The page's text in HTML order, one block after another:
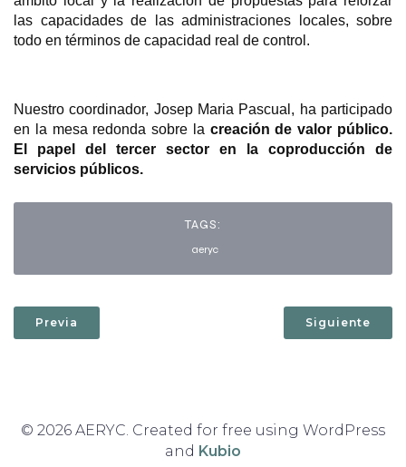
las capacidades de las administraciones locales, sobre
todo en términos de capacidad real de control.
Nuestro coordinador, Josep Maria Pascual, ha participado
en la mesa redonda sobre la creación de valor público.
El papel del tercer sector en la coproducción de
servicios públicos.
TAGS:
aeryc
Previa Siguiente
© 2026 AERYC. Created for free using WordPress
and Kubio